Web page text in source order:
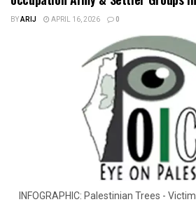
BYARIJ APRIL 16, 2026 0
INFOGRAPHIC: Palestinian Trees -